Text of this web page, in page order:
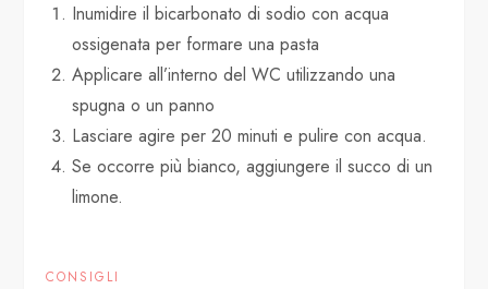
Inumidire il bicarbonato di sodio con acqua
ossigenata per formare una pasta
Applicare all’interno del WC utilizzando una
spugna o un panno
Lasciare agire per 20 minuti e pulire con acqua.
Se occorre più bianco, aggiungere il succo di un
limone.
CONSIGLI